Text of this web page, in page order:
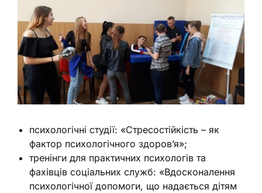
психологічні студії: «Стресостійкість – як
фактор психологічного здоров’я»;
тренінги для практичних психологів та
фахівців соціальних служб: «Вдосконалення
психологічної допомоги, що надається дітям